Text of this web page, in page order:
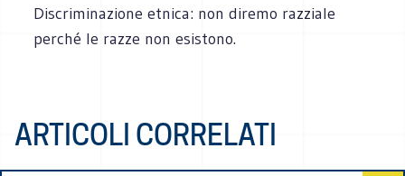
Discriminazione etnica: non diremo razziale
perché le razze non esistono.
ARTICOLI CORRELATI